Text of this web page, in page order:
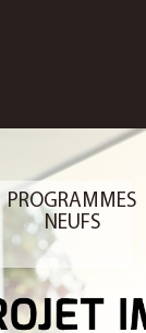
PROGRAMMES
NEUFS